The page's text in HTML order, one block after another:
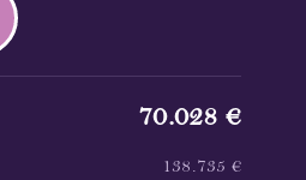
70.028 €
138.735 €